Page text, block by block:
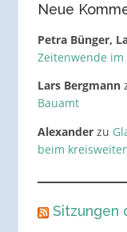
Neue
Petra Bünger,
Zeitenwende
Lars Bergmann
Bauamt
Alexanderzu
beim
Sitzungen